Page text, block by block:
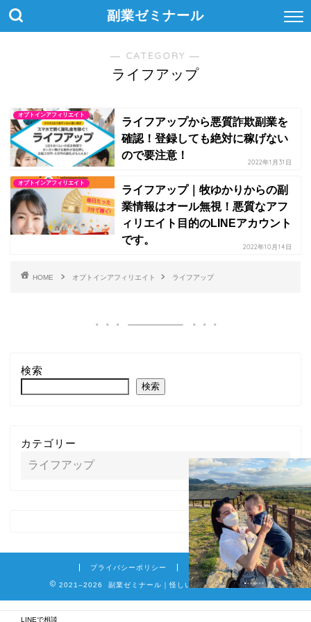
副業ゼミナール
― CATEGORY ―
ライフアップ
オプトインアフィリエイト
ライフアップから悪質詐欺副業を
確認！登録しても絶対に稼げない
ので要注意！
2022年1月31日
オプトインアフィリエイト
ライフアップ｜牧ゆかりからの副
業情報はオール無視！悪質なアフ
ィリエイト目的のLINEアカウント
です。
2022年10月14日
HOME オプトインアフィリエイト ライフアップ
検索
検索
カテゴリー
プライバシーポリシー 免責事項
2021–2026 副業ゼミナール｜怪しい詐欺副業を徹底調査
LINEで相談